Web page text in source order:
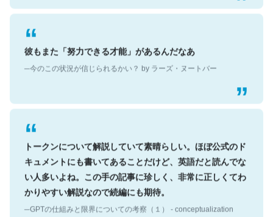
彼もまた「努力できる才能」があるんだなあ
─今のこの状況が信じられるかい？ by ラーズ・ヌートバー
トークンについて解説していて素晴らしい。ほぼ公式のド
キュメントにも書いてあることだけど、英語だと読んでな
い人多いよね。この手の記事に珍しく、非常に正しくてわ
かりやすい解説なので続編にも期待。
─GPTの仕組みと限界についての考察（１） - conceptualization